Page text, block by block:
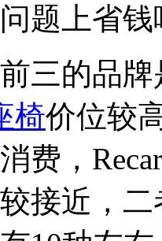
题上省
的品牌
椅价位较
消费，
接近，